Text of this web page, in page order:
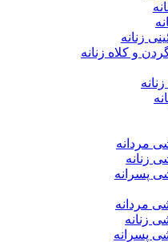
زنانه
و کلاه زنانه
مردانه
زنانه
پسرانه
مردانه
زنانه
پسرانه